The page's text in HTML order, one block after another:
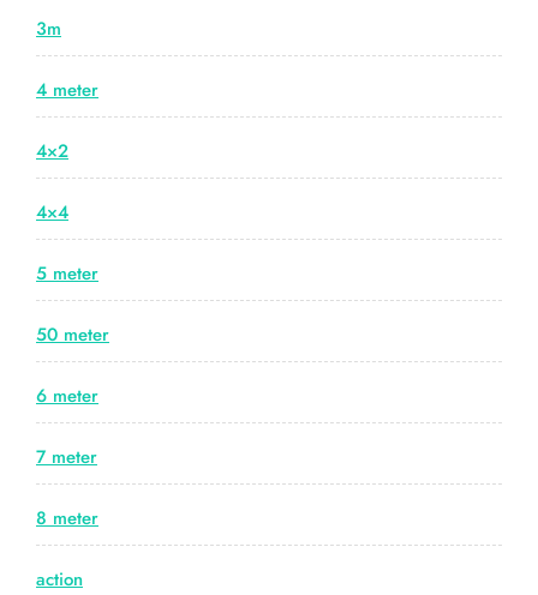
3m
4 meter
4×2
4×4
5 meter
50 meter
6 meter
7 meter
8 meter
action